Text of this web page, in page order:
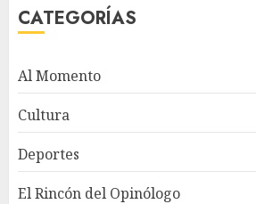
CATEGORÍAS
Al Momento
Cultura
Deportes
El Rincón del Opinólogo